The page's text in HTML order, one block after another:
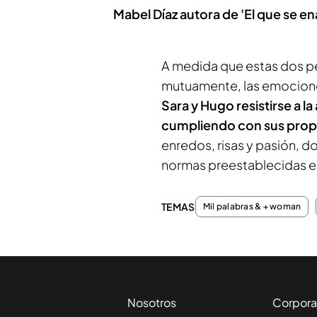
Mabel Díaz autora de 'El que se
A medida que estas dos
mutuamente, las
Sara y Hugo resistirse a
cumpliendo con sus
enredos, risas y pasión,
normas preestablecidas
TEMAS Mil palabras & + woman
Nosotros